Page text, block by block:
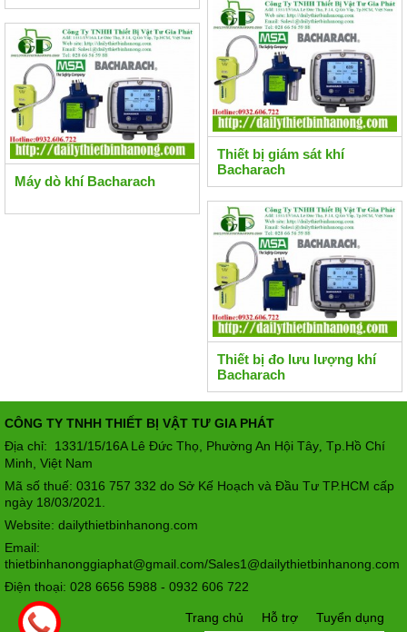
Thiết bị giám sát khí
Bacharach
Máy dò khí Bacharach
Thiết bị đo lưu lượng khí
Bacharach
CÔNG TY TNHH THIẾT BỊ VẬT TƯ GIA PHÁT
Địa chỉ: 1331/15/16A Lê Đức Thọ, Phường An Hội Tây, Tp.Hồ Chí
Minh, Việt Nam
Mã số thuế: 0316 757 332 do Sở Kế Hoạch và Đầu Tư TP.HCM cấp
ngày 18/03/2021.
Website: dailythietbinhanong.com
Email:
thietbinhanonggiaphat@gmail.com/Sales1@dailythietbinhanong.com
Điện thoại: 028 6656 5988 - 0932 606 722
Trang chủ Hỗ trợ Tuyển dụng